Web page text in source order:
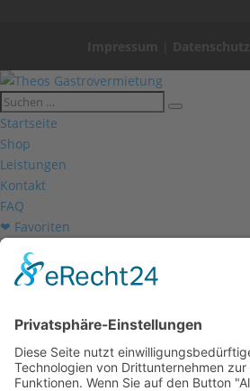
Impressum Datenschutz
Startseite
Shop
Leistungen
Kontakt
FAQ
❤ Favoriten
Mein Konto
Betriebsferien